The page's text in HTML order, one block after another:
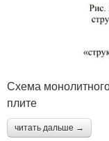
Схема
плите
читать дальше →